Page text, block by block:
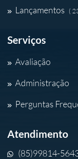
Lançamentos (
Serviços
Avaliação
Administração
Perguntas
Atendimento
(85)99814-